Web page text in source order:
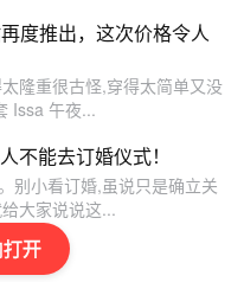
开
度推出，这次价格令人
隆重很古怪,穿得太简单又没
Issa 午夜...
不能去订婚仪式！
别小看订婚,虽说只是确立关
大家说说这...